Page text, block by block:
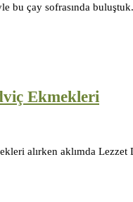
bu çay sofrasında
Ekmekleri
alırken aklımda